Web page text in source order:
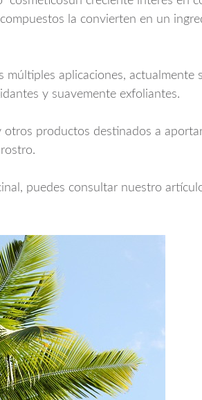
la convierten en un
aplicaciones, actualmente
y suavemente exfoliantes.
otros productos destinados a
puedes consultar nuestro